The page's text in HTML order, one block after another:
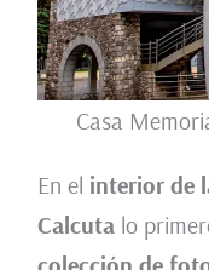
Casa
En el interior de
Calcutalo